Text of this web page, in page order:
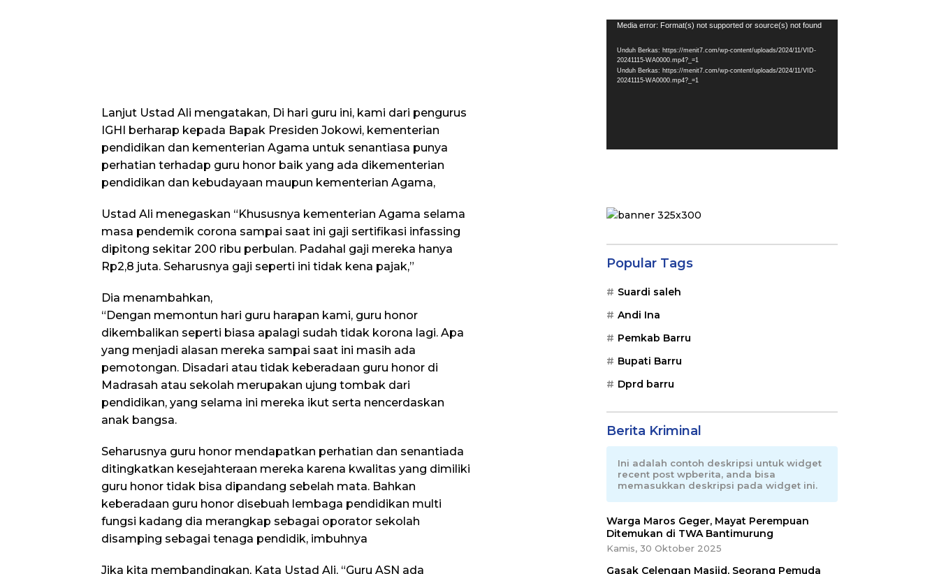
Lanjut Ustad Ali mengatakan, Di hari guru ini, kami dari pengurus
IGHI berharap kepada Bapak Presiden Jokowi, kementerian
pendidikan dan kementerian Agama untuk senantiasa punya
perhatian terhadap guru honor baik yang ada dikementerian
pendidikan dan kebudayaan maupun kementerian Agama,
Ustad Ali menegaskan “Khususnya kementerian Agama selama
masa pendemik corona sampai saat ini gaji sertifikasi infassing
dipitong sekitar 200 ribu perbulan. Padahal gaji mereka hanya
Rp2,8 juta. Seharusnya gaji seperti ini tidak kena pajak,”
Dia menambahkan,
“Dengan memontun hari guru harapan kami, guru honor
dikembalikan seperti biasa apalagi sudah tidak korona lagi. Apa
yang menjadi alasan mereka sampai saat ini masih ada
pemotongan. Disadari atau tidak keberadaan guru honor di
Madrasah atau sekolah merupakan ujung tombak dari
pendidikan, yang selama ini mereka ikut serta nencerdaskan
anak bangsa.
Seharusnya guru honor mendapatkan perhatian dan senantiada
ditingkatkan kesejahteraan mereka karena kwalitas yang dimiliki
guru honor tidak bisa dipandang sebelah mata. Bahkan
keberadaan guru honor disebuah lembaga pendidikan multi
fungsi kadang dia merangkap sebagai oporator sekolah
disamping sebagai tenaga pendidik, imbuhnya
Jika kita membandingkan, Kata Ustad Ali, “Guru ASN ada
Pemutar
Media error: Format(s) not supported or source(s) not found
Unduh Berkas: https://menit7.com/wp-content/uploads/2024/11/VID-
20241115-WA0000.mp4?_=1
Unduh Berkas: https://menit7.com/wp-content/uploads/2024/11/VID-
20241115-WA0000.mp4?_=1
Popular Tags
Suardi saleh
Andi Ina
Pemkab Barru
Bupati Barru
Dprd barru
Berita Kriminal
Ini adalah contoh deskripsi untuk widget
recent post wpberita, anda bisa
memasukkan deskripsi pada widget ini.
Warga Maros Geger, Mayat Perempuan
Ditemukan di TWA Bantimurung
Kamis, 30 Oktober 2025
Gasak Celengan Masjid, Seorang Pemuda